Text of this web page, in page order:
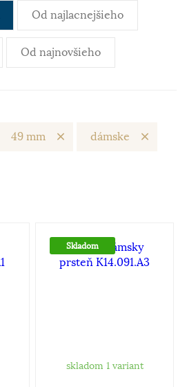
Od najlacnejšieho
Od najnovšieho
49 mm dámske
Skladom
skladom 1 variant